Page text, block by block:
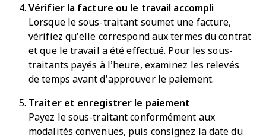
Vérifier la facture ou le travail accompli
Lorsque le sous-traitant soumet une facture,
vérifiez qu’elle correspond aux termes du contrat
et que le travail a été effectué. Pour les sous-
traitants payés à l’heure, examinez les relevés
de temps avant d’approuver le paiement.
Traiter et enregistrer le paiement
Payez le sous-traitant conformément aux
modalités convenues, puis consignez la date du